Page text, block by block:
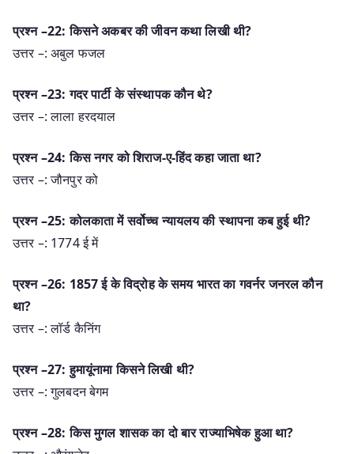
प्रश्न –22: किसने अकबर की जीवन कथा लिखी थी?
उत्तर –: अबुल फजल
प्रश्न –23: गदर पार्टी के संस्थापक कौन थे?
उत्तर –: लाला हरदयाल
प्रश्न –24: किस नगर को शिराज-ए-हिंद कहा जाता था?
उत्तर –: जौनपुर को
प्रश्न –25: कोलकाता में सर्वोच्च न्यायलय की स्थापना कब हुई थी?
उत्तर –: 1774 ई में
प्रश्न –26: 1857 ई के विद्रोह के समय भारत का गवर्नर जनरल कौन
था?
उत्तर –: लॉर्ड कैनिंग
प्रश्न –27: हुमायूंनामा किसने लिखी थी?
उत्तर –: गुलबदन बेगम
प्रश्न –28: किस मुगल शासक का दो बार राज्याभिषेक हुआ था?